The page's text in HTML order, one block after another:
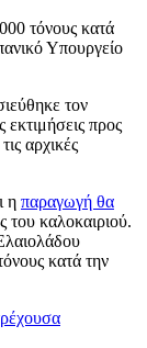
τόνους κατά
Υπουργείο
τον
προς
αρχικές
η παραγωγή θα
του καλοκαιριού.
κατά την